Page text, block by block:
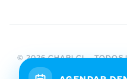
© 2026 CHAPI.CL - TODOS